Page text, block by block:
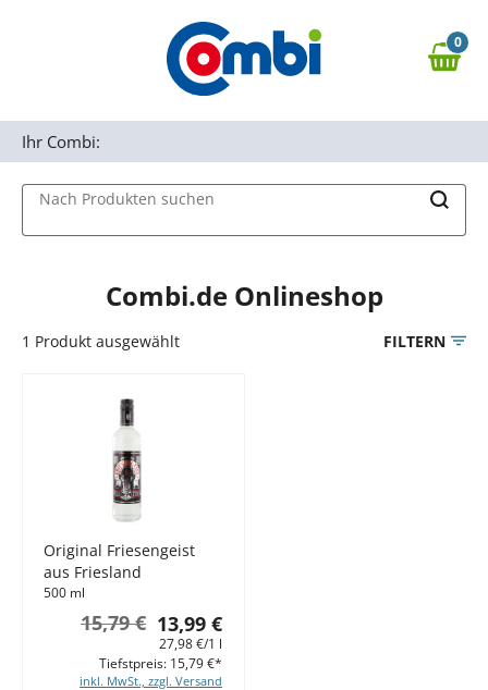
Zur Navigation springen
0,00 €
0
Nach Produkten suchen
Ihr Combi:
Combi.de Onlineshop
1 Produkt ausgewählt FILTERN
Original Friesengeist
aus Friesland
500 ml
13,99 €
15,79 €
27,98 €/1 l
inkl. MwSt., zzgl. Versand
Tiefstpreis: 15,79 €*